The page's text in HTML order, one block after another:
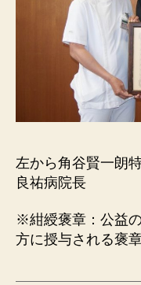
左から角谷賢一朗
良祐病院長
※紺綬褒章：公益
方に授与される褒章